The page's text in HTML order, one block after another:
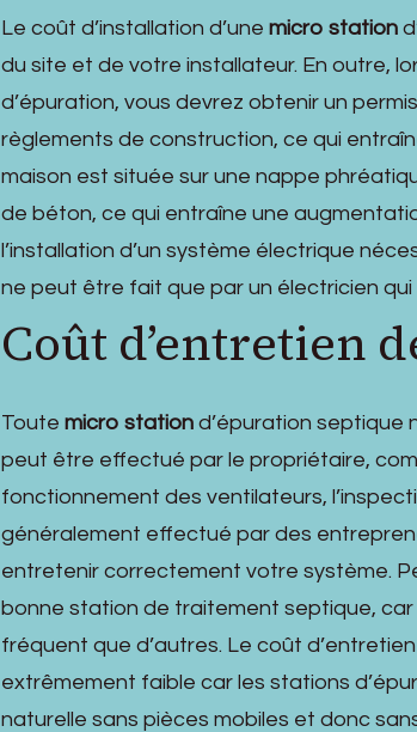
Le coût d’installation d’une micro station
du site et de votre installateur. En outre,
d’épuration, vous devrez obtenir un
règlements de construction, ce qui
maison est située sur une nappe
de béton, ce qui entraîne une
l’installation d’un système électrique
ne peut être fait que par un électricien
Coût d’entretien
Toute micro station d’épuration septique
peut être effectué par le propriétaire,
fonctionnement des ventilateurs,
généralement effectué par des
entretenir correctement votre système.
bonne station de traitement septique,
fréquent que d’autres. Le coût
extrêmement faible car les stations
naturelle sans pièces mobiles et donc